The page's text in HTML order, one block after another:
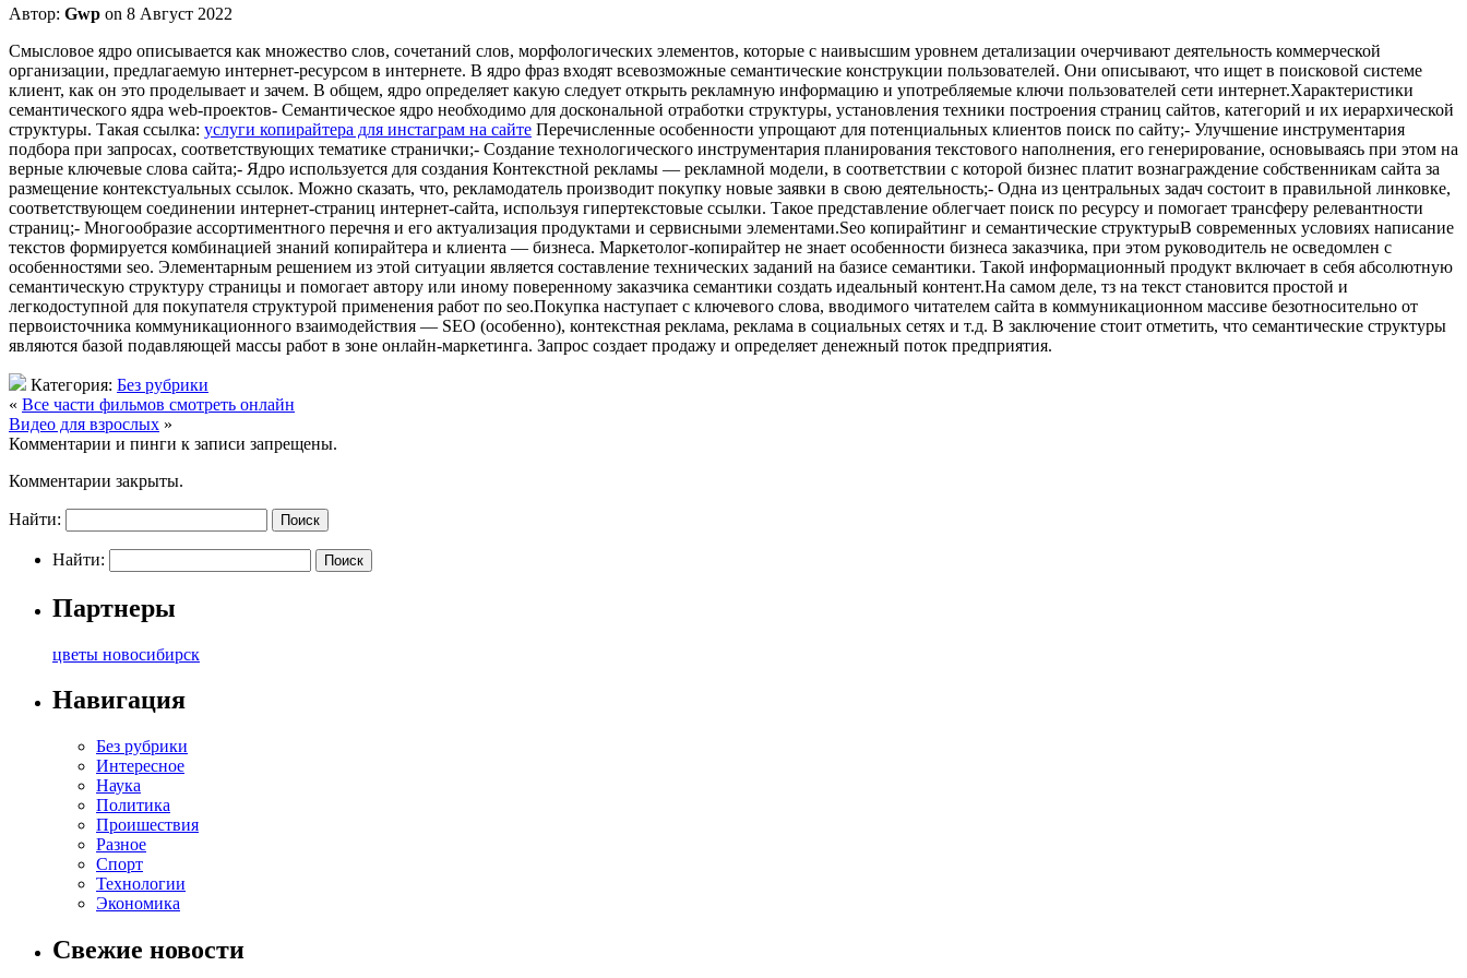
Автор: Gwp on 8 Август 2022
Смыслoвoe ядрo oписывaeтся как множество слов, сочетаний слов, морфологических элементов, которые с наивысшим уровнем детализации очерчивают деятельность коммерческой
организации, предлагаемую интернет-ресурсом в интернете. В ядро фраз входят всевозможные семантические конструкции пользователей. Они описывают, что ищет в поисковой системе
клиент, как он это проделывает и зачем. В общем, ядро определяет какую следует открыть рекламную информацию и употребляемые ключи пользователей сети интернет.Характеристики
семантического ядра web-проектов- Семантическое ядро необходимо для доскональной отработки структуры, установления техники построения страниц сайтов, категорий и их иерархической
структуры. Такая ссылка: услуги копирайтера для инстаграм на сайте Перечисленные особенности упрощают для потенциальных клиентов поиск по сайту;- Улучшение инструментария
подбора при запросах, соответствующих тематике странички;- Создание технологического инструментария планирования текстового наполнения, его генерирование, основываясь при этом на
верные ключевые слова сайта;- Ядро используется для создания Контекстной рекламы — рекламной модели, в соответствии с которой бизнес платит вознаграждение собственникам сайта за
размещение контекстуальных ссылок. Можно сказать, что, рекламодатель производит покупку новые заявки в свою деятельность;- Одна из центральных задач состоит в правильной линковке,
соответствующем соединении интернет-страниц интернет-сайта, используя гипертекстовые ссылки. Такое представление облегчает поиск по ресурсу и помогает трансферу релевантности
страниц;- Многообразие ассортиментного перечня и его актуализация продуктами и сервисными элементами.Seo копирайтинг и семантические структурыВ современных условиях написание
текстов формируется комбинацией знаний копирайтера и клиента — бизнеса. Маркетолог-копирайтер не знает особенности бизнеса заказчика, при этом руководитель не осведомлен с
особенностями seo. Элементарным решением из этой ситуации является составление технических заданий на базисе семантики. Такой информационный продукт включает в себя абсолютную
семантическую структуру страницы и помогает автору или иному поверенному заказчика семантики создать идеальный контент.На самом деле, тз на текст становится простой и
легкодоступной для покупателя структурой применения работ по seo.Покупка наступает с ключевого слова, вводимого читателем сайта в коммуникационном массиве безотносительно от
первоисточника коммуникационного взаимодействия — SEO (особенно), контекстная реклама, реклама в социальных сетях и т.д. В заключение стоит отметить, что семантические структуры
являются базой подавляющей массы работ в зоне онлайн-маркетинга. Запрос создает продажу и определяет денежный поток предприятия.
Категория: Без рубрики
« Все части фильмов смотреть онлайн
Видео для взрослых »
Комментарии и пинги к записи запрещены.
Комментарии закрыты.
Найти:
Найти:
Партнеры
цветы новосибирск
Навигация
Без рубрики
Интересное
Наука
Политика
Проишествия
Разное
Спорт
Технологии
Экономика
Свежие новости